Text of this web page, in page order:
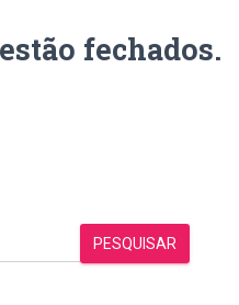
fechados.
PESQUISAR